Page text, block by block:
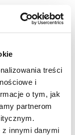
treści
i
o tym, jak
partnerom
z innymi danymi
mleka
cukier 2 łyżki
na
do
dodajemy
. Mieszamy